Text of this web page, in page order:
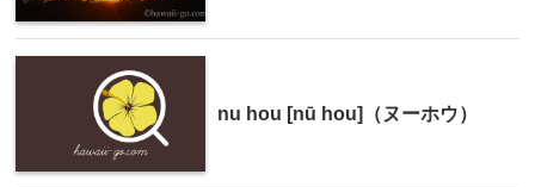
nu hou [nū hou]（ヌーホウ）